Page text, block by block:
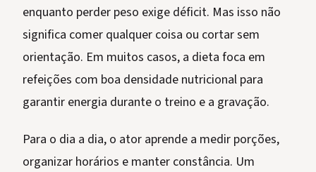
enquanto perder peso exige déficit. Mas isso não
significa comer qualquer coisa ou cortar sem
orientação. Em muitos casos, a dieta foca em
refeições com boa densidade nutricional para
garantir energia durante o treino e a gravação.
Para o dia a dia, o ator aprende a medir porções,
organizar horários e manter constância. Um